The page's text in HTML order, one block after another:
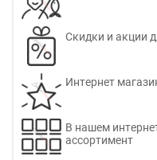
Скидки и акции
Интернет
В нашем
ассортимент